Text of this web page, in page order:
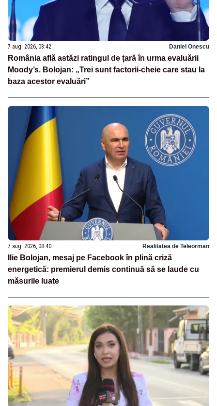
7 aug. 2026, 08:42 Daniel Onescu
România află astăzi ratingul de țară în urma evaluării
Moody’s. Bolojan: „Trei sunt factorii-cheie care stau la
baza acestor evaluări”
7 aug. 2026, 08:40 Realitatea de Teleorman
Ilie Bolojan, mesaj pe Facebook în plină criză
energetică: premierul demis continuă să se laude cu
măsurile luate